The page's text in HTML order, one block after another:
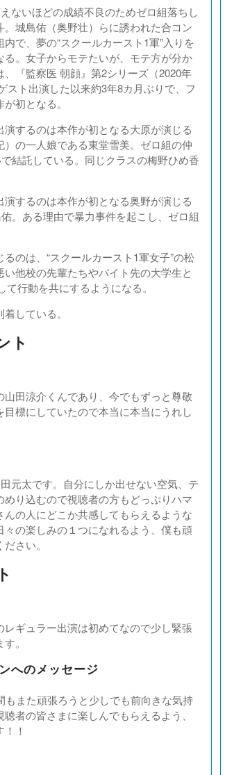
ないほどの成績不良のためゼロ組落ちし
城島佑（奥野壮）らに誘われた合コン
で、夢の“スクールカースト1軍”入りを
。女子からモテたいが、モテ方が分か
『監察医 朝顔』第2シリーズ（2020年
スト出演した以来約3年8カ月ぶりで、フ
初となる。
するのは本作が初となる大原が演じる
の一人娘である東堂雪美。ゼロ組の仲
結託している。同じクラスの梅野ひめ香
するのは本作が初となる奥野が演じる
。ある理由で暴力事件を起こし、ゼロ組
のは、“スクールカースト1軍女子”の松
他校の先輩たちやバイト先の大学生と
行動を共にするようになる。
している。
ト
田涼介くんであり、今でもずっと尊敬
標にしていたので本当に本当にうれし
元太です。自分にしか出せない空気、テ
り込むので視聴者の方もどっぷりハマ
の人にどこか共感してもらえるような
の楽しみの１つになれるよう、僕も頑
さい。
ギュラー出演は初めてなので少し緊張
。
へのメッセージ
また頑張ろうと少しでも前向きな気持
者の皆さまに楽しんでもらえるよう、
！